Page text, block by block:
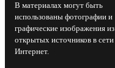
В материалах могут быть
использованы фотографии и
графические изображения из
открытых источников в сети
Интернет.